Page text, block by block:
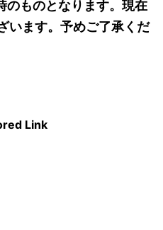
ものとなります。現在
います。予めご了承くだ
Link